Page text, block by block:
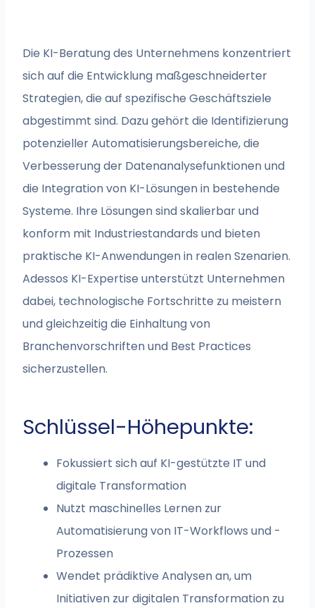
Die KI-Beratung des Unternehmens konzentriert
sich auf die Entwicklung maßgeschneiderter
Strategien, die auf spezifische Geschäftsziele
abgestimmt sind. Dazu gehört die Identifizierung
potenzieller Automatisierungsbereiche, die
Verbesserung der Datenanalysefunktionen und
die Integration von KI-Lösungen in bestehende
Systeme. Ihre Lösungen sind skalierbar und
konform mit Industriestandards und bieten
praktische KI-Anwendungen in realen Szenarien.
Adessos KI-Expertise unterstützt Unternehmen
dabei, technologische Fortschritte zu meistern
und gleichzeitig die Einhaltung von
Branchenvorschriften und Best Practices
sicherzustellen.
Schlüssel-Höhepunkte:
Fokussiert sich auf KI-gestützte IT und
digitale Transformation
Nutzt maschinelles Lernen zur
Automatisierung von IT-Workflows und -
Prozessen
Wendet prädiktive Analysen an, um
Initiativen zur digitalen Transformation zu